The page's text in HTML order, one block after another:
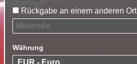
Rückgabe an einem anderen Ort
Währung